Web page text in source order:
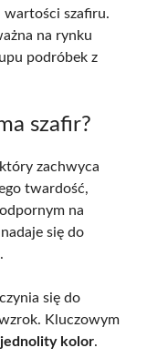
wartości szafiru.
na rynku
podróbek z
szafir?
zachwyca
twardość,
na
się do
się do
Kluczowym
kolor.